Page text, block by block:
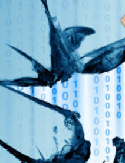
Project Management
Finanza & Gestione Economica
Risk Management
Sistemi di Gestione